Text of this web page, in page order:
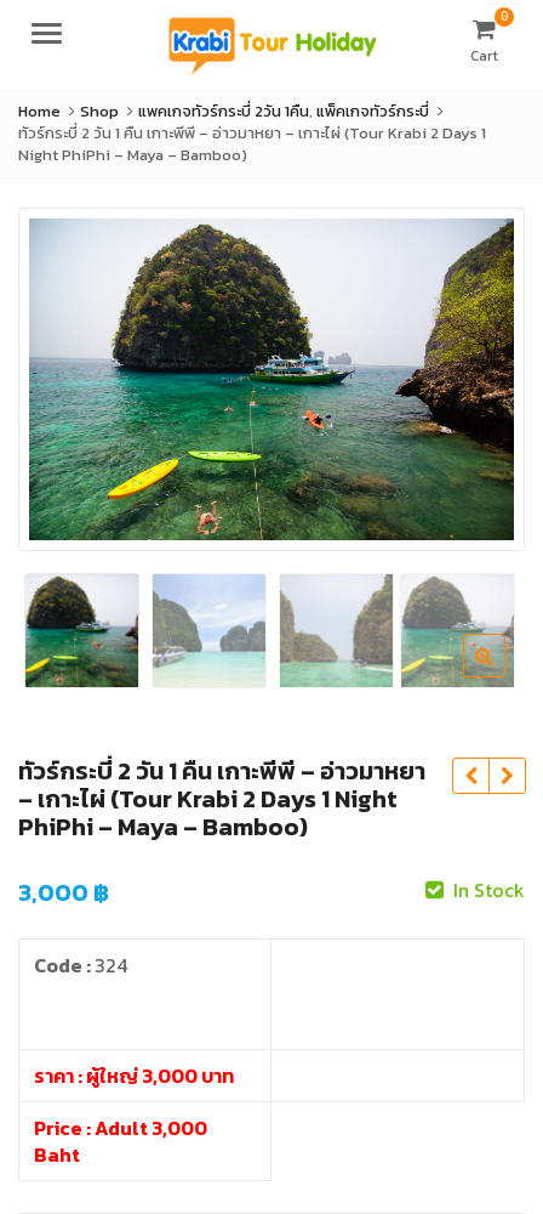
Menu
0
Cart
Home Shop แพคเกจทัวร์กระบี่ 2วัน 1คืน, แพ็คเกจทัวร์กระบี่
ทัวร์กระบี่ 2 วัน 1 คืน เกาะพีพี – อ่าวมาหยา – เกาะไผ่ (Tour Krabi 2 Days 1
Night PhiPhi – Maya – Bamboo)
ทัวร์กระบี่ 2 วัน 1 คืน เกาะพีพี – อ่าวมาหยา
– เกาะไผ่ (Tour Krabi 2 Days 1 Night
PhiPhi – Maya – Bamboo)
3,000 ฿ In Stock
Code :324
ราคา : ผู้ใหญ่ 3,000 บาท
Price : Adult 3,000
Baht